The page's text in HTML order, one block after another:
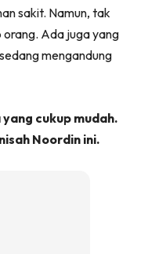
sakit. Namun, tak
Ada juga yang
mengandung
cukup mudah.
Noordin ini.